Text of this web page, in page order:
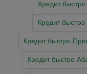
Кредит
Кредит
Кредит быстро
Кредит быстро